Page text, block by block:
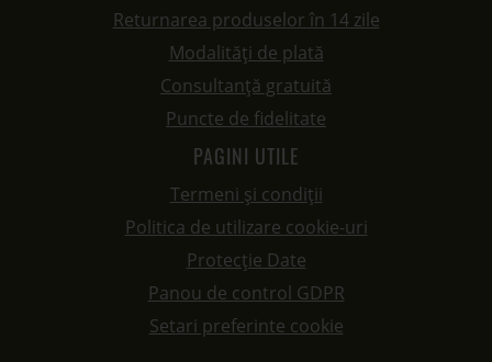
Returnarea produselor în 14 zile
Modalități de plată
Consultanță gratuită
Puncte de fidelitate
PAGINI UTILE
Termeni și condiții
Politica de utilizare cookie-uri
Protecție Date
Panou de control GDPR
Setari preferinte cookie